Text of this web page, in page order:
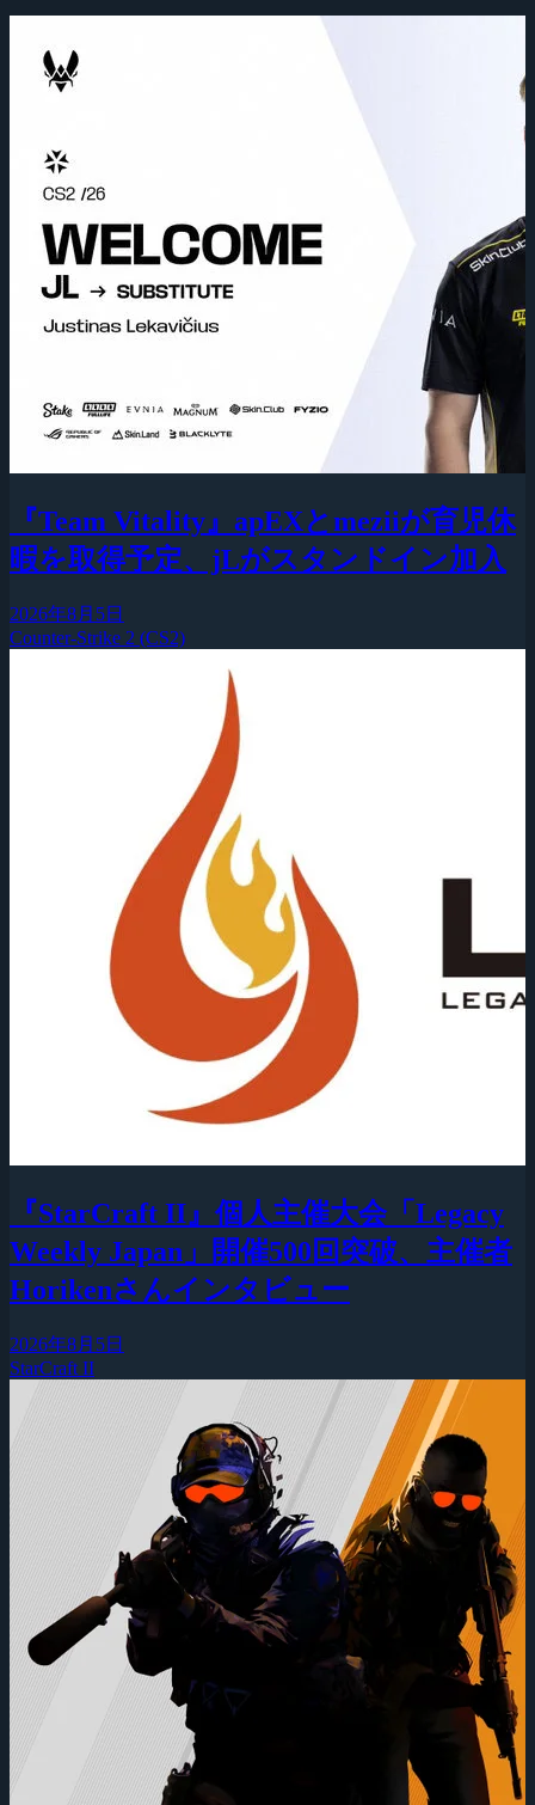
『Team Vitality』apEXとmeziiが育児休
暇を取得予定、jLがスタンドイン加入
2026年8月5日
Counter-Strike 2 (CS2)
『StarCraft II』個人主催大会「Legacy
Weekly Japan」開催500回突破、主催者
Horikenさんインタビュー
2026年8月5日
StarCraft II